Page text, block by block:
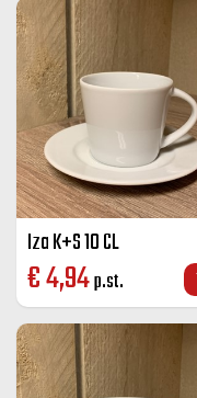
Iza K+S 10 CL
€4,94p.st.